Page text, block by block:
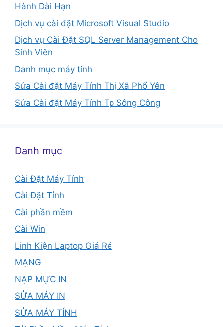
Hành Dài Hạn
Dịch vụ cài đặt Microsoft Visual Studio
Dịch vụ Cài Đặt SQL Server Management Cho
Sinh Viên
Danh mục máy tính
Sửa Cài đặt Máy Tính Thị Xã Phổ Yên
Sửa Cài đặt Máy Tính Tp Sông Công
Danh mục
Cài Đặt Máy Tính
Cài Đặt Tỉnh
Cài phần mềm
Cài Win
Linh Kiện Laptop Giá Rẻ
MẠNG
NẠP MỰC IN
SỬA MÁY IN
SỬA MÁY TÍNH